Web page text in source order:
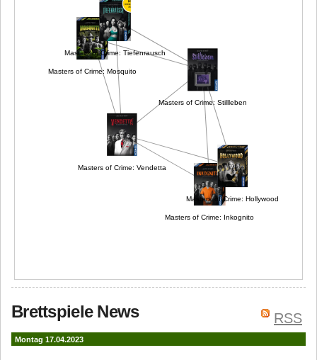
Masters of Crime: Vendetta
Masters of Crime: Stillleben
Masters of Crime: Mosquito
Masters of Crime: Inkognito
Masters of Crime: Tiefenrausch
Masters of Crime: Hollywood
RSS
Brettspiele News
Montag 17.04.2023